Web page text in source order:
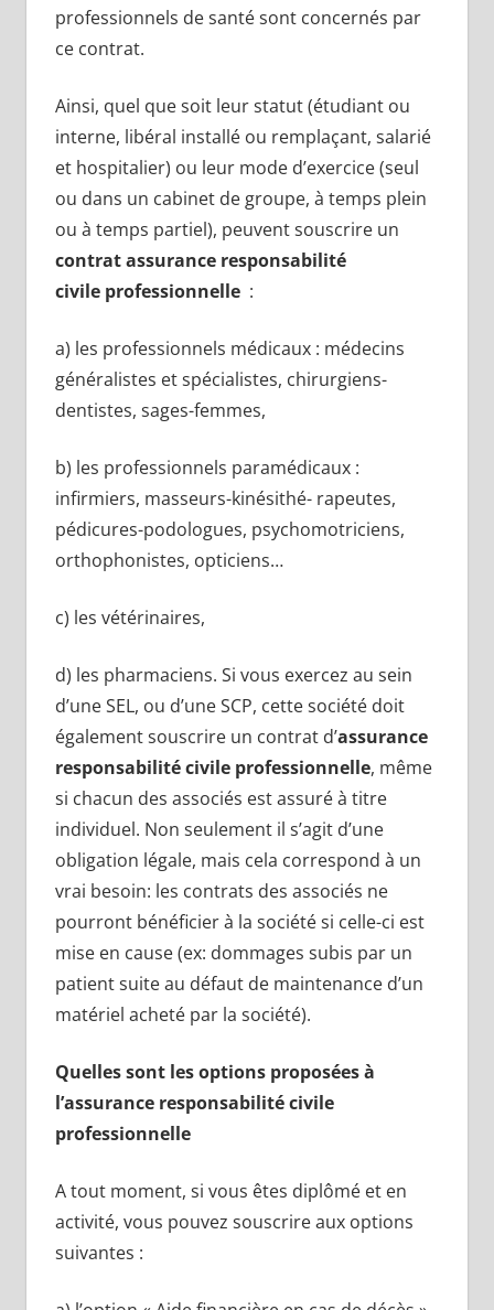
professionnels de santé sont concernés par
ce contrat.
Ainsi, quel que soit leur statut (étudiant ou
interne, libéral installé ou remplaçant, salarié
et hospitalier) ou leur mode d’exercice (seul
ou dans un cabinet de groupe, à temps plein
ou à temps partiel), peuvent souscrire un
contrat assurance responsabilité
civile professionnelle:
a) les professionnels médicaux : médecins
généralistes et spécialistes, chirurgiens-
dentistes, sages-femmes,
b) les professionnels paramédicaux :
infirmiers, masseurs-kinésithé- rapeutes,
pédicures-podologues, psychomotriciens,
orthophonistes, opticiens…
c) les vétérinaires,
d) les pharmaciens. Si vous exercez au sein
d’une SEL, ou d’une SCP, cette société doit
également souscrire un contrat d’assurance
responsabilité civile professionnelle, même
si chacun des associés est assuré à titre
individuel. Non seulement il s’agit d’une
obligation légale, mais cela correspond à un
vrai besoin: les contrats des associés ne
pourront bénéficier à la société si celle-ci est
mise en cause (ex: dommages subis par un
patient suite au défaut de maintenance d’un
matériel acheté par la société).
Quelles sont les options proposées à
l’assurance responsabilité civile
professionnelle
A tout moment, si vous êtes diplômé et en
activité, vous pouvez souscrire aux options
suivantes :